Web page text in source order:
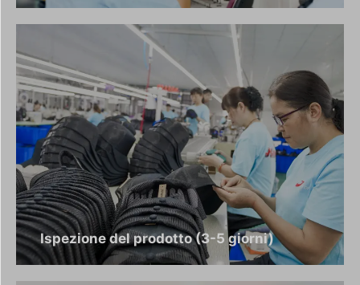
Ispezione del prodotto (3-5 giorni)